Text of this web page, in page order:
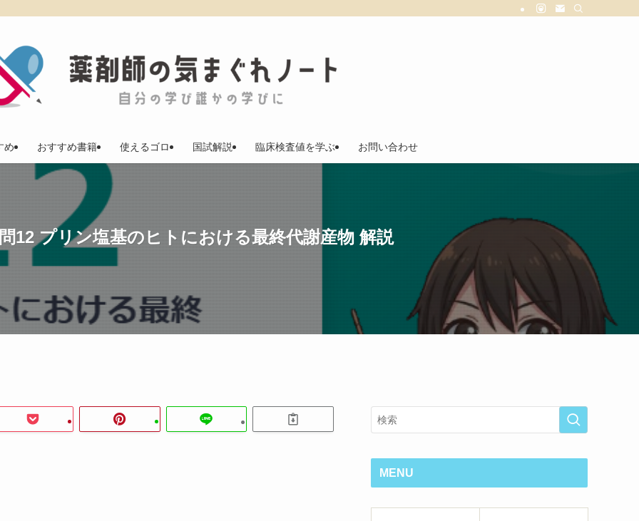
め おすすめ書籍 使えるゴロ 国試解説 臨床検査値を学ぶ お問い合わせ
12 プリン塩基のヒトにおける最終代謝産物 解説
MENU